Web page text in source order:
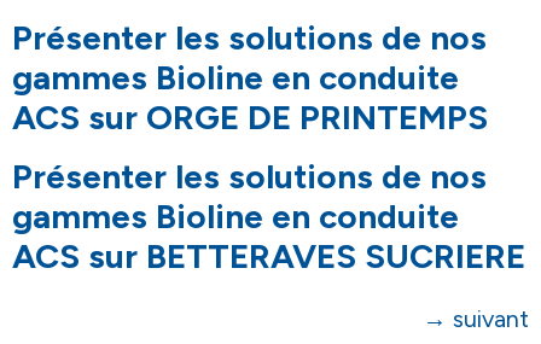
Présenter les solutions de nos
gammes Bioline en conduite
ACS sur ORGE DE PRINTEMPS
Présenter les solutions de nos
gammes Bioline en conduite
ACS sur BETTERAVES SUCRIERE
→ suivant